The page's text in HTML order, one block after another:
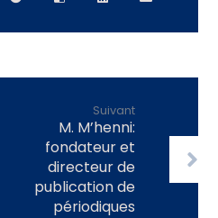
Suivant
M. M’henni:
fondateur et
directeur de
publication de
périodiques